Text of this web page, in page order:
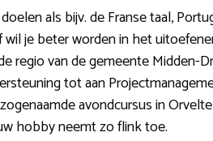
als bijv. de Franse taal,
wil je beter worden in het
regio van de gemeente Midden-
tot aan
avondcursus in
hobby neemt zo flink toe.